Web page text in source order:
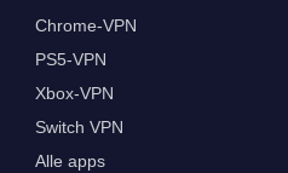
Chrome-VPN
PS5-VPN
Xbox-VPN
Switch VPN
Alle apps